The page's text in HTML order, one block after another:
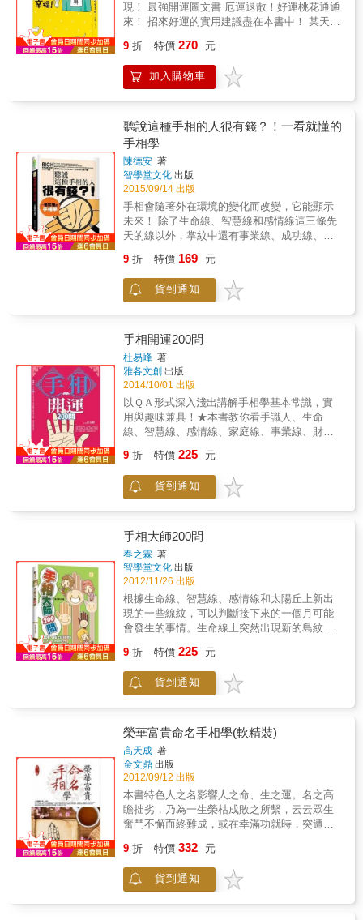
現！ 最強開運圖文書 厄運退散！好運桃花通通
來！ 招來好運的實用建議盡在本書中！ 某天在
命的客人手相竟然會開口講話、甚至動了起
來！？ 「10年之間免費幫2000人算過命」的卯
野TAMAGO 全部都是真實事件！帶點神奇色彩
行之路。 戒慎恐懼地看著客人的手相， 沒想到
手竟然自己開口說話了！？ 幫客人的名字算
命，文字竟然自己動了起來！？ 來算命的有這
些人～ 耶誕夜來看相、手中握有霸王線的女老
闆。 既粗又長的命運線！來自泰國、笑容無敵
的留學生。 精力充沛！太陽線閃閃發亮的家庭
主婦。 嘴上老是掛著「反正我這種人&hellip;」
的女性終於找到幸福！ 前來算結婚線的80歲老
婆婆&hellip;&hellip; 還附有老爺子開運手相講
座喔！ 10年內持續幫超過2千人免費看手相、
TAMAGO所推出的真實案例帶點神奇色彩的算
命圖文書。 書中也有關於開運與夢想接軌的實
用建議唷！
9 折 特價 270 元
加入購物車
聽說這種手相的人很有錢？！一看就懂的
手相學
陳德安 著
智學堂文化 出版
2015/09/14 出版
手相會隨著外在環境的變化而改變，它能顯示
未來！ 除了生命線、智慧線和感情線這三條先
天的線以外，掌紋中還有事業線、成功線、健
長環境、人生的際遇和個人的意志力等後天的
因素影響發生較大幅度的變化。 這幾條主要的
掌紋是判斷人一生命運的主導力量。 你是一個
賭嗎？ 中指短的人沒有投資頭腦嗎？ 快翻開書
9 折 特價 169 元
貨到通知
手相開運200問
杜易峰 著
雅各文創 出版
2014/10/01 出版
以ＱＡ形式深入淺出講解手相學基本常識，實
用與趣味兼具！★本書教你看手識人、生命
線、智慧線、感情線、家庭線、事業線、財運
元的瞭解，達到趨吉避凶、開運轉運的目的。
9 折 特價 225 元
貨到通知
手相大師200問
春之霖 著
智學堂文化 出版
2012/11/26 出版
根據生命線、智慧線、感情線和太陽丘上新出
現的一些線紋，可以判斷接下來的一個月可能
會發生的事情。生命線上突然出現新的島紋或
發性的疾病！生命線上出現橫的線條或細紋的
人，尤其需要注意交通安全！生命線下方出現
支線的人，最近可能會有外出旅行的機會……
一樣，會隨著外在環境的不斷轉變而發生這樣
那樣的變化，尤其以掌紋的變化最為明顯。除
了生命線、智慧線和感情線這三條先天的線以
外，掌紋中還有事業線、成功線、健康線等幾
條線是比較主要的，會因為外在的生長環境、
人生的際遇和個人的意志力等後天的因素影響
發生較大幅度的變化。這幾條主要的掌紋是判
斷人一生命運的主導力量。
9 折 特價 225 元
貨到通知
榮華富貴命名手相學(軟精裝)
高天成 著
金文鼎 出版
2012/09/12 出版
本書特色人之名影響人之命、生之運。名之高
瞻拙劣，乃為一生榮枯成敗之所繫，云云眾生
奮鬥不懈而終難成，或在幸滿功就時，突遭挫
後天姓名，有如身體與精神，八字屬人之身
體，姓名為人之精神，神旺則身厚，神薄則身
弱，精神長存則身生命長，精神枯竭則身死命
9 折 特價 332 元
貨到通知